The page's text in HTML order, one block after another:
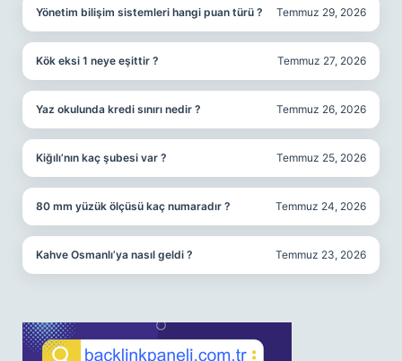
Yönetim bilişim sistemleri hangi puan türü ? Temmuz 29, 2026
Kök eksi 1 neye eşittir ? Temmuz 27, 2026
Yaz okulunda kredi sınırı nedir ? Temmuz 26, 2026
Kiğılı’nın kaç şubesi var ? Temmuz 25, 2026
80 mm yüzük ölçüsü kaç numaradır ? Temmuz 24, 2026
Kahve Osmanlı’ya nasıl geldi ? Temmuz 23, 2026